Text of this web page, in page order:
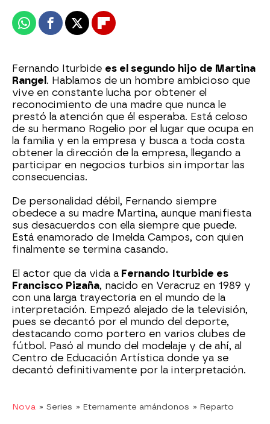
WhatsappFacebook
X Flipboard
Fernando Iturbide es el segundo hijo de Martina
Rangel . Hablamos de un hombre ambicioso que
vive en constante lucha por obtener el
reconocimiento de una madre que nunca le
prestó la atención que él esperaba. Está celoso
de su hermano Rogelio por el lugar que ocupa en
la familia y en la empresa y busca a toda costa
obtener la dirección de la empresa, llegando a
participar en negocios turbios sin importar las
consecuencias.
De personalidad débil, Fernando siempre
obedece a su madre Martina, aunque manifiesta
sus desacuerdos con ella siempre que puede.
Está enamorado de Imelda Campos, con quien
finalmente se termina casando.
El actor que da vida a Fernando Iturbide es
Francisco Pizaña, nacido en Veracruz en 1989 y
con una larga trayectoria en el mundo de la
interpretación. Empezó alejado de la televisión,
pues se decantó por el mundo del deporte,
destacando como portero en varios clubes de
fútbol. Pasó al mundo del modelaje y de ahí, al
Centro de Educación Artística donde ya se
decantó definitivamente por la interpretación.
Nova » Series » Eternamente amándonos » Reparto